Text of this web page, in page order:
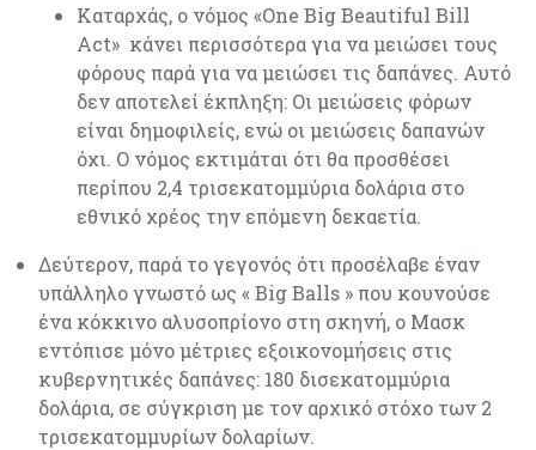
Καταρχάς, ο νόμος «One Big Beautiful Bill
Act» κάνει περισσότερα για να μειώσει τους
φόρους παρά για να μειώσει τις δαπάνες. Αυτό
δεν αποτελεί έκπληξη: Οι μειώσεις φόρων
είναι δημοφιλείς, ενώ οι μειώσεις δαπανών
όχι. Ο νόμος εκτιμάται ότι θα προσθέσει
περίπου 2,4 τρισεκατομμύρια δολάρια στο
εθνικό χρέος την επόμενη δεκαετία.
Δεύτερον, παρά το γεγονός ότι προσέλαβε έναν
υπάλληλο γνωστό ως « Big Balls » που κουνούσε
ένα κόκκινο αλυσοπρίονο στη σκηνή, ο Μασκ
εντόπισε μόνο μέτριες εξοικονομήσεις στις
κυβερνητικές δαπάνες: 180 δισεκατομμύρια
δολάρια, σε σύγκριση με τον αρχικό στόχο των 2
τρισεκατομμυρίων δολαρίων.